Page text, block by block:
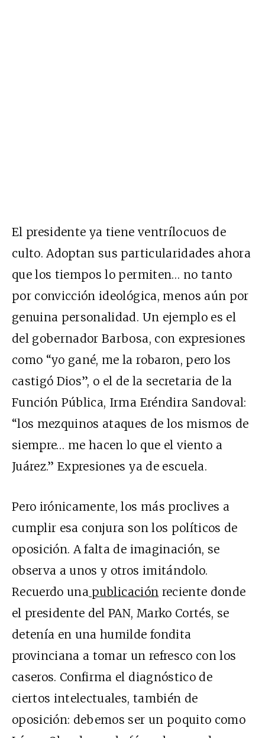
El presidente ya tiene ventrílocuos de
culto. Adoptan sus particularidades ahora
que los tiempos lo permiten… no tanto
por convicción ideológica, menos aún por
genuina personalidad. Un ejemplo es el
del gobernador Barbosa, con expresiones
como “yo gané, me la robaron, pero los
castigó Dios”, o el de la secretaria de la
Función Pública, Irma Eréndira Sandoval:
“los mezquinos ataques de los mismos de
siempre… me hacen lo que el viento a
Juárez.” Expresiones ya de escuela.
Pero irónicamente, los más proclives a
cumplir esa conjura son los políticos de
oposición. A falta de imaginación, se
observa a unos y otros imitándolo.
Recuerdo una publicación reciente donde
el presidente del PAN, Marko Cortés, se
detenía en una humilde fondita
provinciana a tomar un refresco con los
caseros. Confirma el diagnóstico de
ciertos intelectuales, también de
oposición: debemos ser un poquito como